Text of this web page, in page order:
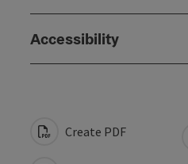
Accessibility
Create PDF